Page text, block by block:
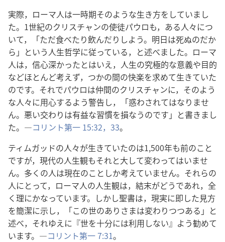
実際，ローマ人は一時期そのような生き方をしていまし
た。1世紀のクリスチャンの使徒パウロも，ある人々につ
いて，「ただ食べたり飲んだりしよう。明日は死ぬのだか
ら」という人生哲学に従っている，と述べました。ローマ
人は，信心深かったとはいえ，人生の究極的な意義や目的
などほとんど考えず，つかの間の快楽を求めて生きていた
のです。それでパウロは仲間のクリスチャンに，そのよう
な人々に用心するよう警告し，「惑わされてはなりませ
ん。悪い交わりは有益な習慣を損なうのです」と書きまし
た。―コリント第一 15:32，33。
ティムガッドの人々が生きていたのは1,500年も前のこと
ですが，現代の人生観もそれと大して変わってはいませ
ん。多くの人は現在のことしか考えていません。それらの
人にとって，ローマ人の人生観は，結末がどうであれ，全
く理にかなっています。しかし聖書は，現実に即した見方
を簡潔に示し，「この世のありさまは変わりつつある」と
述べ，それゆえに『世を十分には利用しない』よう勧めて
います。―コリント第一 7:31。